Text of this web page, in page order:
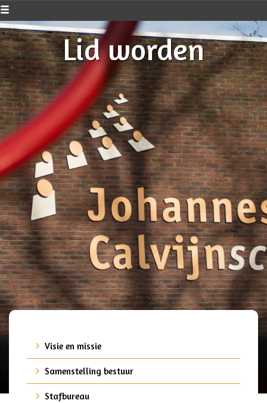
Lid worden
Visie en missie
Samenstelling bestuur
Stafbureau